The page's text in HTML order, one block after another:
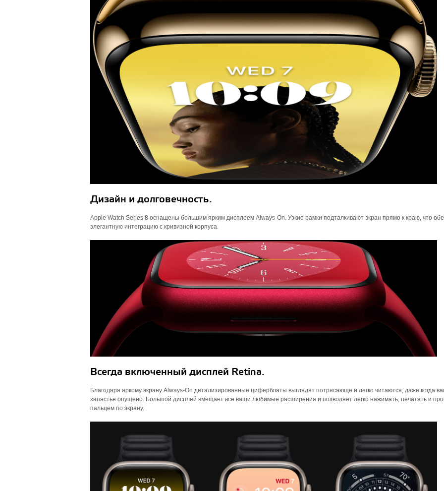
Дизайн и долговечность.
Apple Watch Series 8 оснащены большим ярким дисплеем Always‑On. Узкие рамки подталкивают экран прямо к краю, что
элегантную интеграцию с кривизной корпуса.
Всегда включенный дисплей Retina.
Благодаря яркому экрану Always-On детализированные циферблаты выглядят потрясающе и легко читаются, даже когда
запястье опущено. Большой дисплей вмещает все ваши любимые расширения и позволяет легко нажимать, печатать и
пальцем по экрану.